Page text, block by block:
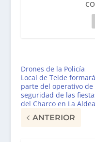
Drones de la Policía
Local de Telde
parte del operativo de
seguridad de las
del Charco en La Aldea
ANTERIOR